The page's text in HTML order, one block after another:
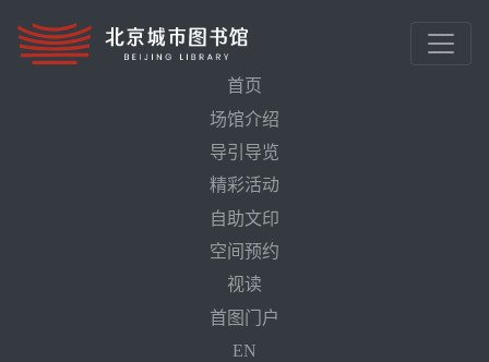
首页
场馆介绍
导引导览
精彩活动
自助文印
空间预约
视读
首图门户
EN
夏天的歌会——“小荷才露尖尖角”文学音乐会
夏天的歌会——“小荷才露尖尖角”文学
活动时间： 2024年5月5日（周日）14:00-15:00